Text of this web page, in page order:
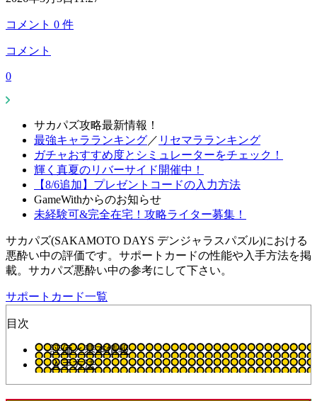
コメント 0 件
コメント
0
サカパズ攻略最新情報！
最強キャラランキング／ リセマラランキング
ガチャおすすめ度とシミュレーターをチェック！
輝く真夏のリバーサイド開催中！
【8/6追加】プレゼントコードの入力方法
GameWithからのお知らせ
未経験可&完全在宅！攻略ライター募集！
サカパズ(SAKAMOTO DAYS デンジャラスパズル)における
悪酔い中の評価です。サポートカードの性能や入手方法を掲
載。サカパズ悪酔い中の参考にして下さい。
サポートカード一覧
目次
評価と基本情報
入手方法